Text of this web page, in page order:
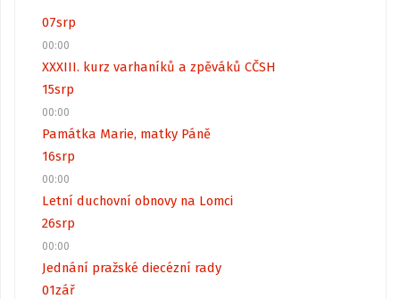
07srp
00:00
XXXIII. kurz varhaníků a zpěváků CČSH
15srp
00:00
Památka Marie, matky Páně
16srp
00:00
Letní duchovní obnovy na Lomci
26srp
00:00
Jednání pražské diecézní rady
01zář